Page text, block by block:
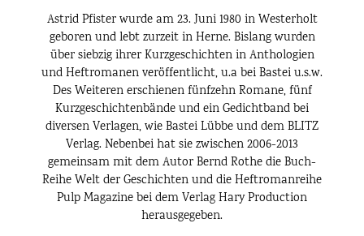
Astrid Pfister wurde am 23. Juni 1980 in Westerholt
geboren und lebt zurzeit in Herne. Bislang wurden
über siebzig ihrer Kurzgeschichten in Anthologien
und Heftromanen veröffentlicht, u.a bei Bastei u.s.w.
Des Weiteren erschienen fünfzehn Romane, fünf
Kurzgeschichtenbände und ein Gedichtband bei
diversen Verlagen, wie Bastei Lübbe und dem BLITZ
Verlag. Nebenbei hat sie zwischen 2006-2013
gemeinsam mit dem Autor Bernd Rothe die Buch-
Reihe Welt der Geschichten und die Heftromanreihe
Pulp Magazine bei dem Verlag Hary Production
herausgegeben.